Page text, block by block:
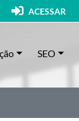
ACESSAR
SEO